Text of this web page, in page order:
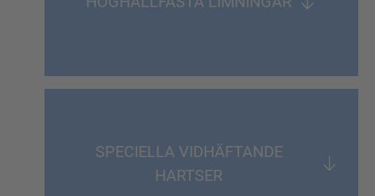
SPECIELLA VIDHÄFTANDE
HARTSER